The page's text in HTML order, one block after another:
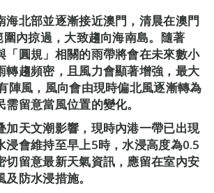
海北部並逐漸接近澳門，清晨在澳門
內掠過，大致趨向海南島。隨著
「圓規」相關的雨帶將會在未來數小
轉趨頻密，且風力會顯著增強，最大
陣風，風向會由現時偏北風逐漸轉為
留意當風位置的變化。
加天文潮影響，現時內港一帶已出現
浸會維持至早上5時，水浸高度為0.5
切留意最新天氣資訊，應留在室內安
防水浸措施。